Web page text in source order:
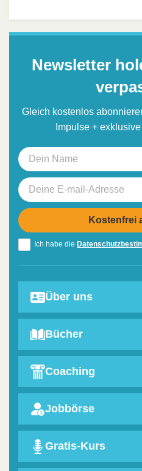
Newsletter
Gleich kostenlos
Impulse +
Ich habe die
Über uns
Bücher
Coaching
Jobbörse
Gratis-Kurs